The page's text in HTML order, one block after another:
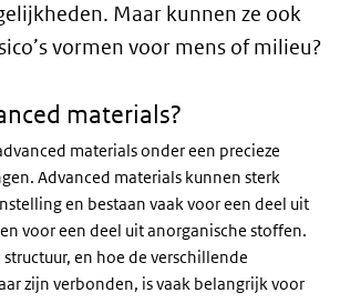
Maar kunnen ze ook
vormen voor mens of milieu?
materials?
materials onder een precieze
Advanced materials kunnen sterk
en bestaan vaak voor een deel uit
voor een deel uit anorganische stoffen.
en hoe de verschillende
zijn verbonden, is vaak belangrijk voor